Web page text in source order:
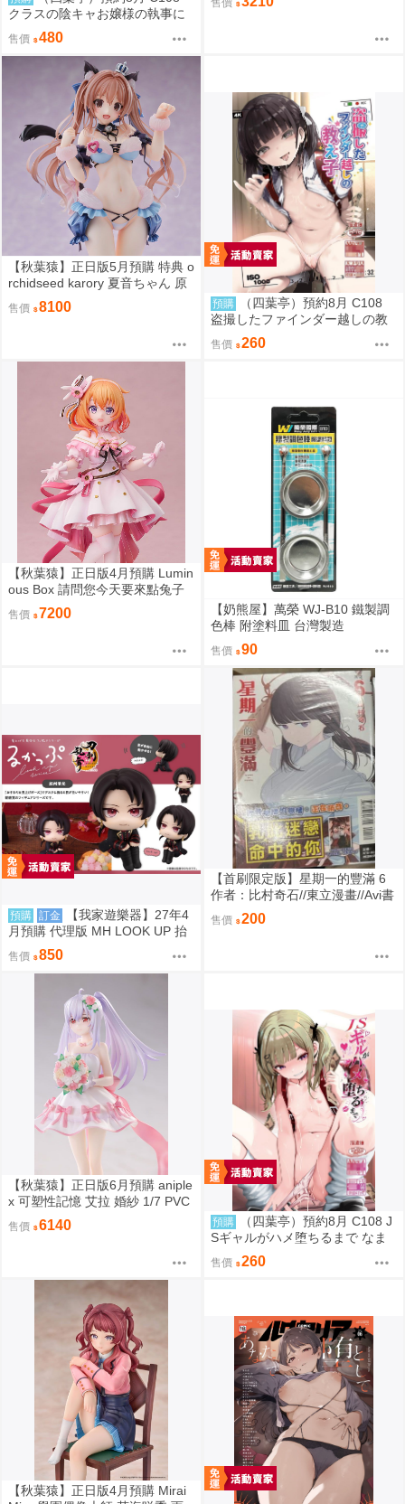
クラスの陰キャお嬢様の執事に
なりました10 ひづき夜宵
售價 480
【秋葉猿】正日版5月預購 特典 o
rchidseed karory 夏音ちゃん 原
畫 1/6 PVC 完成品
售價 8100 預購
（四葉亭）預約8月 C108
盗撮したファインダー越しの教
え子 なまもななせ
售價 260
【秋葉猿】正日版4月預購 Lumin
ous Box 請問您今天要來點兔子
嗎？ 保登心愛 禮服 1/7 PVC 完
成品
售價 7200
【奶熊屋】萬榮 WJ-B10 鐵製調
色棒 附塗料皿 台灣製造
售價 90
預購 訂金
【我家遊樂器】27年4
月預購 代理版 MH LOOK UP 抬
頭系列 刀劍亂舞ONLINE 加州清
光
售價 850
【首刷限定版】星期一的豐滿 6
作者：比村奇石//東立漫畫//Avi書
店
售價 200
【秋葉猿】正日版6月預購 aniple
x 可塑性記憶 艾拉 婚紗 1/7 PVC
完成品
售價 6140 預購
（四葉亭）預約8月 C108 J
Sギャルがハメ堕ちるまで なま
もななせ
售價 260
【秋葉猿】正日版4月預購 Mirai